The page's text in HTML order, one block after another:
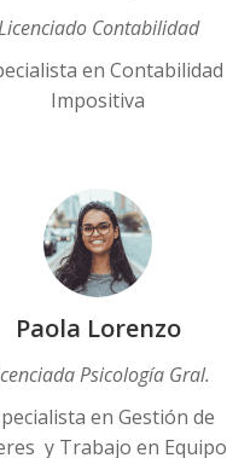
Contabilidad
en Contabilidad
Impositiva
Paola Lorenzo
Psicología Gral.
en Gestión de
y Trabajo en Equipo